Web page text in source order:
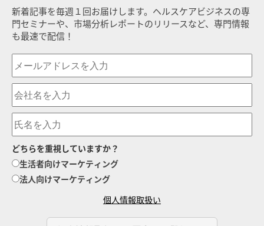
新着記事を毎週１回お届けします。ヘルスケアビジネスの専
門セミナーや、市場分析レポートのリリースなど、専門情報
も最速で配信！
どちらを重視していますか？
生活者向けマーケティング
法人向けマーケティング
個人情報取扱い